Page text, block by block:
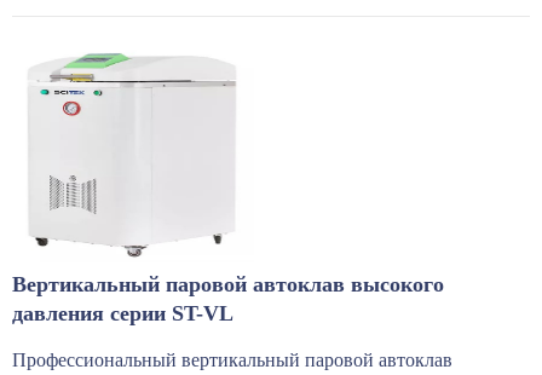
Вертикальный паровой автоклав высокого
давления серии ST-VL
Профессиональный вертикальный паровой автоклав